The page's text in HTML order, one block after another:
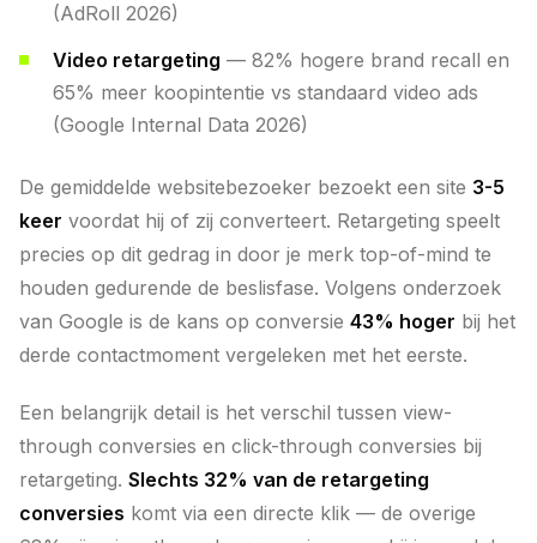
(AdRoll 2026)
Video retargeting — 82% hogere brand recall en
65% meer koopintentie vs standaard video ads
(Google Internal Data 2026)
De gemiddelde websitebezoeker bezoekt een site 3-5
keer voordat hij of zij converteert. Retargeting speelt
precies op dit gedrag in door je merk top-of-mind te
houden gedurende de beslisfase. Volgens onderzoek
van Google is de kans op conversie 43% hoger bij het
derde contactmoment vergeleken met het eerste.
Een belangrijk detail is het verschil tussen view-
through conversies en click-through conversies bij
retargeting. Slechts 32% van de retargeting
conversies komt via een directe klik — de overige